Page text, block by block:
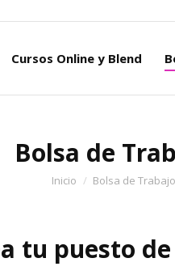
Cursos Online y Blend
Bolsa de
Estás aquí:
Inicio Bolsa de Trabajo
tu puesto
Cursos Online y